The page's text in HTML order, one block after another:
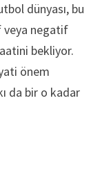
dünyası, bu
veya negatif
bekliyor.
önem
da bir o kadar